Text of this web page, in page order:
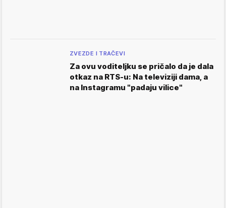
ZVEZDE I TRAČEVI
Za ovu voditeljku se pričalo da je dala
otkaz na RTS-u: Na televiziji dama, a
na Instagramu "padaju vilice"